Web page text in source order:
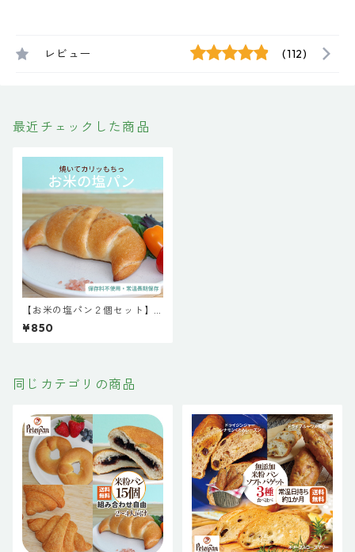
レビュー (112)
最近チェックした商品
【お米の塩パン２個セット】
パン お取り寄せ 国産米粉パン
米パン 新潟製粉 天然酵母 保存
¥850
同じカテゴリの商品